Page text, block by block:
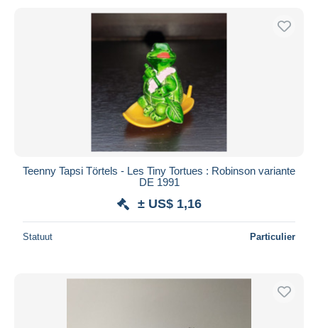
Teenny Tapsi Törtels - Les Tiny Tortues : Robinson variante
DE 1991
± US$ 1,16
Statuut Particulier